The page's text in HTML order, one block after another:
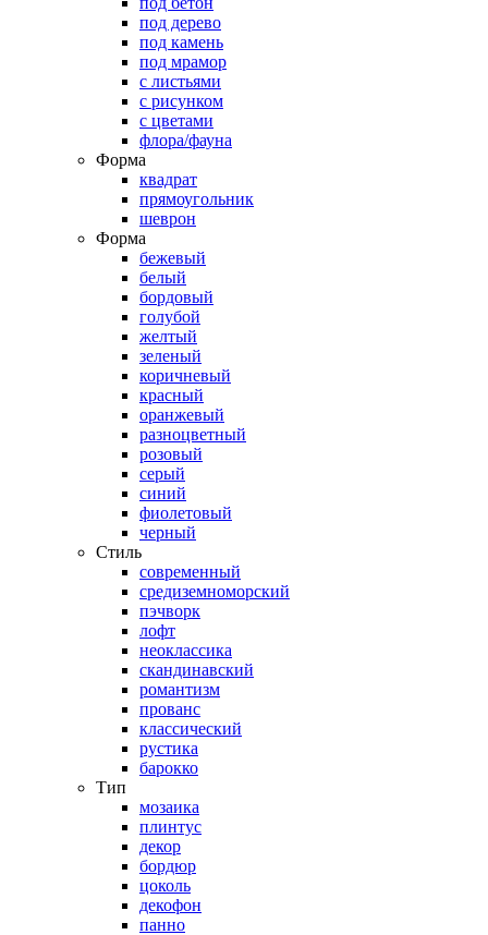
под дерево
под камень
под мрамор
с листьями
с рисунком
с цветами
флора/фауна
Форма
квадрат
прямоугольник
шеврон
Форма
бежевый
белый
бордовый
голубой
желтый
зеленый
коричневый
красный
оранжевый
разноцветный
розовый
серый
синий
фиолетовый
черный
Стиль
современный
средиземноморский
пэчворк
лофт
неоклассика
скандинавский
романтизм
прованс
классический
рустика
барокко
Тип
мозаика
плинтус
декор
бордюр
цоколь
декофон
панно